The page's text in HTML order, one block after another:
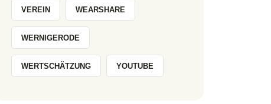
VEREIN WEARSHARE
WERNIGERODE
WERTSCHÄTZUNG YOUTUBE